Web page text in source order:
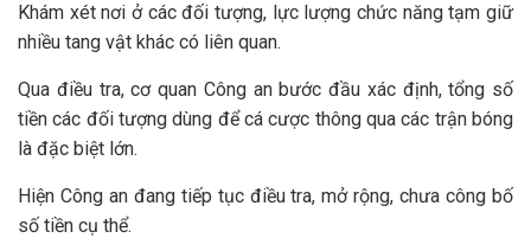
Khám xét nơi ở các đối tượng, lực lượng chức năng tạm giữ
nhiều tang vật khác có liên quan.
Qua điều tra, cơ quan Công an bước đầu xác định, tổng số
tiền các đối tượng dùng để cá cược thông qua các trận bóng
là đặc biệt lớn.
Hiện Công an đang tiếp tục điều tra, mở rộng, chưa công bố
số tiền cụ thể.